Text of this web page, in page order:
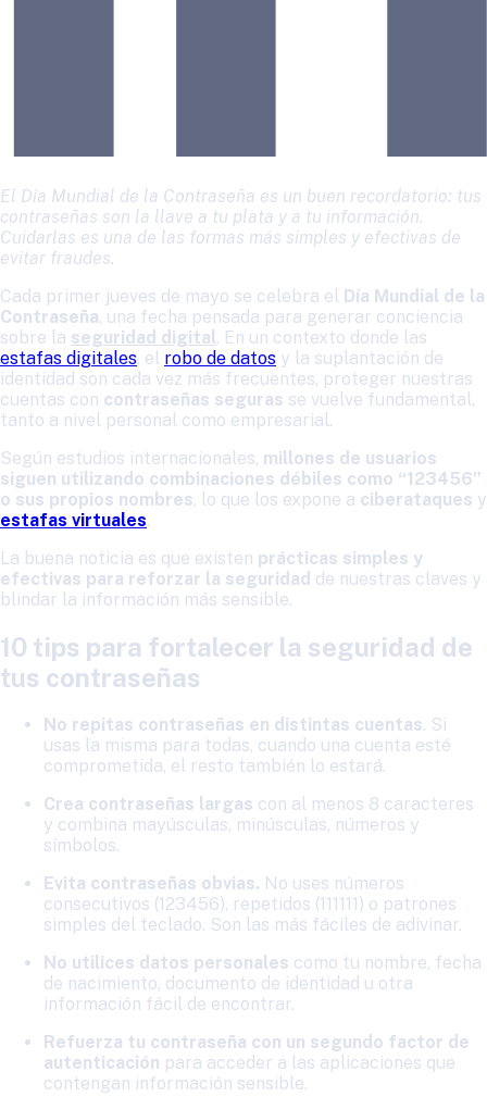
El Día Mundial de la Contraseña es un buen recordatorio: tus
contraseñas son la llave a tu plata y a tu información.
Cuidarlas es una de las formas más simples y efectivas de
evitar fraudes.
Cada primer jueves de mayo se celebra el Día Mundial de la
Contraseña, una fecha pensada para generar conciencia
sobre la seguridad digital. En un contexto donde las
estafas digitales, el robo de datos y la suplantación de
identidad son cada vez más frecuentes, proteger nuestras
cuentas con contraseñas seguras se vuelve fundamental,
tanto a nivel personal como empresarial.
Según estudios internacionales, millones de usuarios
siguen utilizando combinaciones débiles como “123456”
o sus propios nombres, lo que los expone a ciberataques y
estafas virtuales.
La buena noticia es que existen prácticas simples y
efectivas para reforzar la seguridad de nuestras claves y
blindar la información más sensible.
10 tips para fortalecer la seguridad de
tus contraseñas
No repitas contraseñas en distintas cuentas. Si
usas la misma para todas, cuando una cuenta esté
comprometida, el resto también lo estará.
Crea contraseñas largas con al menos 8 caracteres
y combina mayúsculas, minúsculas, números y
símbolos.
Evita contraseñas obvias. No uses números
consecutivos (123456), repetidos (111111) o patrones
simples del teclado. Son las más fáciles de adivinar.
No utilices datos personales como tu nombre, fecha
de nacimiento, documento de identidad u otra
información fácil de encontrar.
Refuerza tu contraseña con un segundo factor de
autenticación para acceder a las aplicaciones que
contengan información sensible.